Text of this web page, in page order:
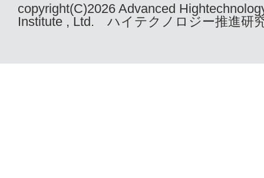
copyright(C)2026 Advanced
Institute , Ltd. ハイテクノロジー推進研